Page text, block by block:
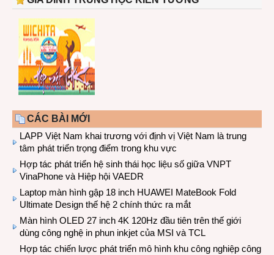
CÁC BÀI MỚI
LAPP Việt Nam khai trương với định vị Việt Nam là trung
tâm phát triển trọng điểm trong khu vực
Hợp tác phát triển hệ sinh thái học liệu số giữa VNPT
VinaPhone và Hiệp hội VAEDR
Laptop màn hình gập 18 inch HUAWEI MateBook Fold
Ultimate Design thế hệ 2 chính thức ra mắt
Màn hình OLED 27 inch 4K 120Hz đầu tiên trên thế giới
dùng công nghệ in phun inkjet của MSI và TCL
Hợp tác chiến lược phát triển mô hình khu công nghiệp công